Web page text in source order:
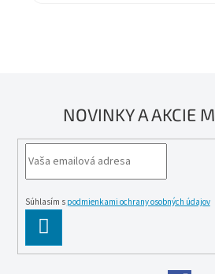
NOVINKY A AKCIE
Súhlasím s podmienkami ochrany osobných údajov
SE